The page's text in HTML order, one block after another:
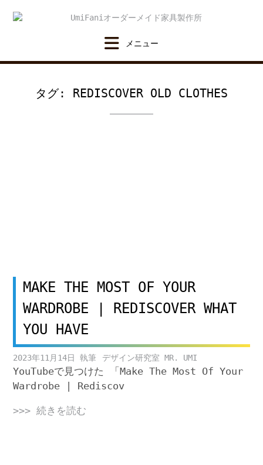
タグ: REDISCOVER OLD CLOTHES
MAKE THE MOST OF YOUR
WARDROBE | REDISCOVER WHAT
YOU HAVE
2023年11月14日 デザイン研究室 MR. UMI
YouTubeで見つけた 「Make The Most Of Your
Wardrobe | Rediscov
>>> 続きを読む